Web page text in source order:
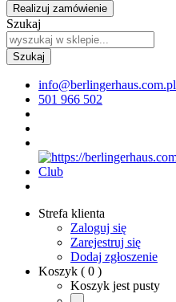
Realizuj zamówienie
Szukaj
info@berlingerhaus.com.pl
501 966 502
Strefa klienta
Zaloguj się
Zarejestruj się
Dodaj zgłoszenie
Koszyk ( 0 )
Koszyk jest pusty